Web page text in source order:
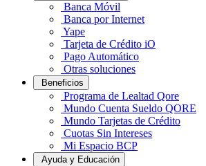
Banca Móvil
Banca por Internet
Yape
Tarjeta de Crédito iO
Pago Automático
Otras soluciones
Beneficios
Programa de Lealtad Qore
Mundo Cuenta Sueldo QORE
Mundo Tarjetas de Crédito
Cuotas Sin Intereses
Mi Espacio BCP
Ayuda y Educación